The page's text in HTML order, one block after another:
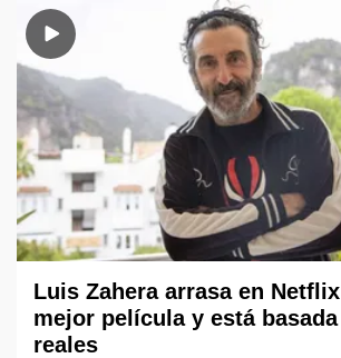
Luis Zahera arrasa en
mejor película y está
reales